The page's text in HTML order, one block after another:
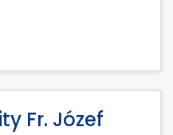
Fr. Józef